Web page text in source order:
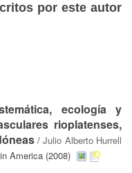
por este autor
ecología y
rioplatenses,
/Julio Alberto Hurrell
America (2008)